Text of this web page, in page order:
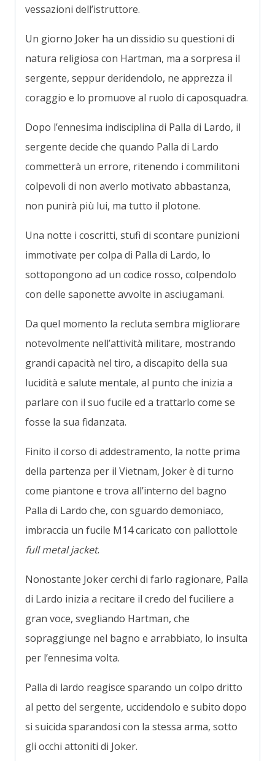
vessazioni dell’istruttore.
Un giorno Joker ha un dissidio su questioni di
natura religiosa con Hartman, ma a sorpresa il
sergente, seppur deridendolo, ne apprezza il
coraggio e lo promuove al ruolo di caposquadra.
Dopo l’ennesima indisciplina di Palla di Lardo, il
sergente decide che quando Palla di Lardo
commetterà un errore, ritenendo i commilitoni
colpevoli di non averlo motivato abbastanza,
non punirà più lui, ma tutto il plotone.
Una notte i coscritti, stufi di scontare punizioni
immotivate per colpa di Palla di Lardo, lo
sottopongono ad un codice rosso, colpendolo
con delle saponette avvolte in asciugamani.
Da quel momento la recluta sembra migliorare
notevolmente nell’attività militare, mostrando
grandi capacità nel tiro, a discapito della sua
lucidità e salute mentale, al punto che inizia a
parlare con il suo fucile ed a trattarlo come se
fosse la sua fidanzata.
Finito il corso di addestramento, la notte prima
della partenza per il Vietnam, Joker è di turno
come piantone e trova all’interno del bagno
Palla di Lardo che, con sguardo demoniaco,
imbraccia un fucile M14 caricato con pallottole
full metal jacket.
Nonostante Joker cerchi di farlo ragionare, Palla
di Lardo inizia a recitare il credo del fuciliere a
gran voce, svegliando Hartman, che
sopraggiunge nel bagno e arrabbiato, lo insulta
per l’ennesima volta.
Palla di lardo reagisce sparando un colpo dritto
al petto del sergente, uccidendolo e subito dopo
si suicida sparandosi con la stessa arma, sotto
gli occhi attoniti di Joker.